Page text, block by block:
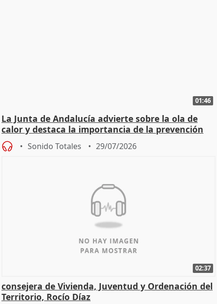
01:46
La Junta de Andalucía advierte sobre la ola de
calor y destaca la importancia de la prevención
Sonido Totales 29/07/2026
02:37
consejera de Vivienda, Juventud y Ordenación del
Territorio, Rocío Díaz